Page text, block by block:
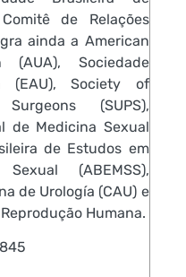
de Relações
ainda a American
(AUA), Sociedade
(EAU), Society of
(SUPS),
de Medicina Sexual
de Estudos em
(ABEMSS),
de Urología (CAU) e
Humana.